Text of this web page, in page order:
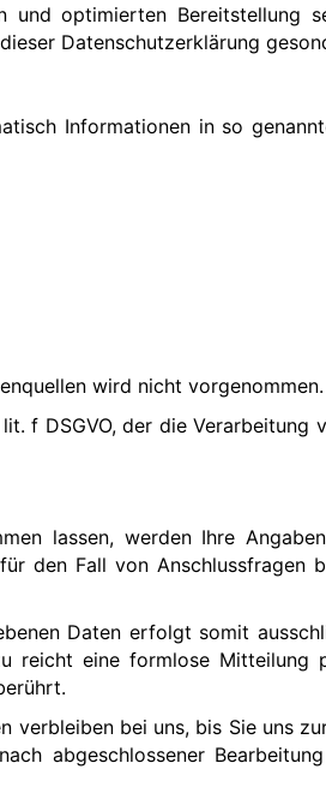
optimierten Bereitstellung
Datenschutzerklärung
Informationen in so
wird nicht vorgenommen.
f DSGVO, der die
lassen, werden Ihre
den Fall von
Daten erfolgt somit
reicht eine formlose
verbleiben bei uns, bis Sie uns
abgeschlossener